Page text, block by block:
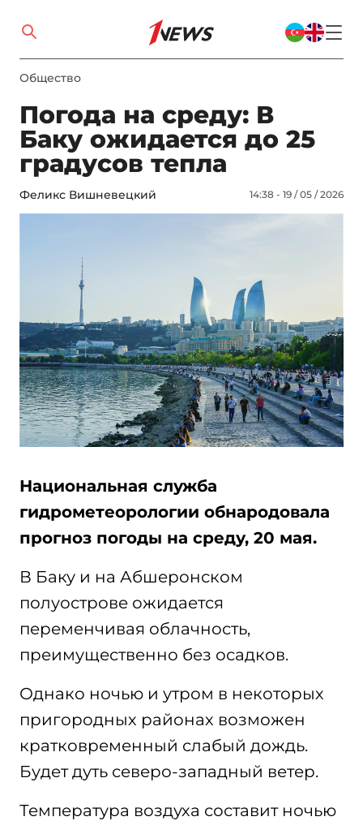
Общество
Погода на среду: В
Баку ожидается до 25
градусов тепла
Феликс Вишневецкий 14:38 - 19 / 05 / 2026
Национальная служба
гидрометеорологии обнародовала
прогноз погоды на среду, 20 мая.
В Баку и на Абшеронском
полуострове ожидается
переменчивая облачность,
преимущественно без осадков.
Однако ночью и утром в некоторых
пригородных районах возможен
кратковременный слабый дождь.
Будет дуть северо-западный ветер.
Температура воздуха составит ночью